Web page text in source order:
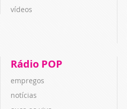
vídeos
Rádio POP
empregos
notícias